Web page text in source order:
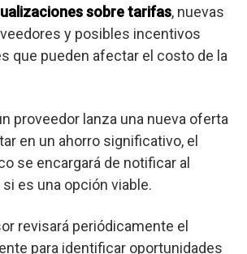
sobre tarifas, nuevas
y posibles incentivos
que pueden afectar el costo de la
proveedor lanza una nueva oferta
en un ahorro significativo, el
se encargará de notificar al
es una opción viable.
revisará periódicamente el
para identificar oportunidades